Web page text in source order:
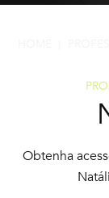
Obtenha